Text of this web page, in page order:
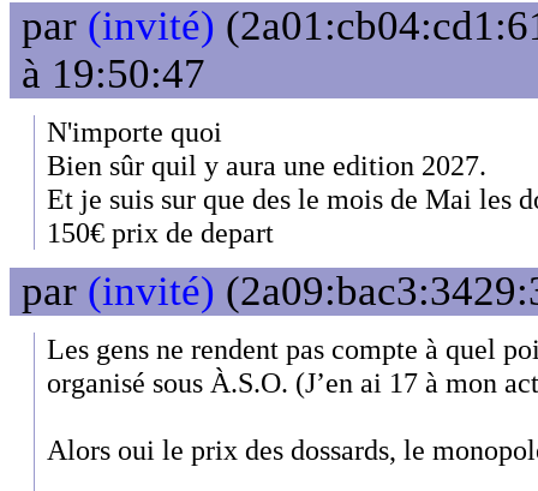
par (invité)
à 19:50:47
N'importe quoi
Bien sûr quil y aura une edition 2027.
Et je suis sur que des le mois de Mai les
150€ prix de depart
par (invité)
Les gens ne rendent pas compte à quel
organisé sous À.S.O. (J’en ai 17 à mon
Alors oui le prix des dossards, le